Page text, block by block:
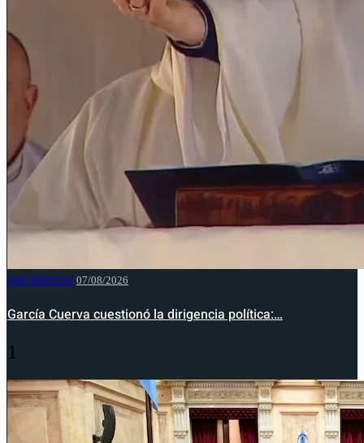
NACIONALES 07/08/2026
García Cuerva cuestionó la dirigencia política:…
1